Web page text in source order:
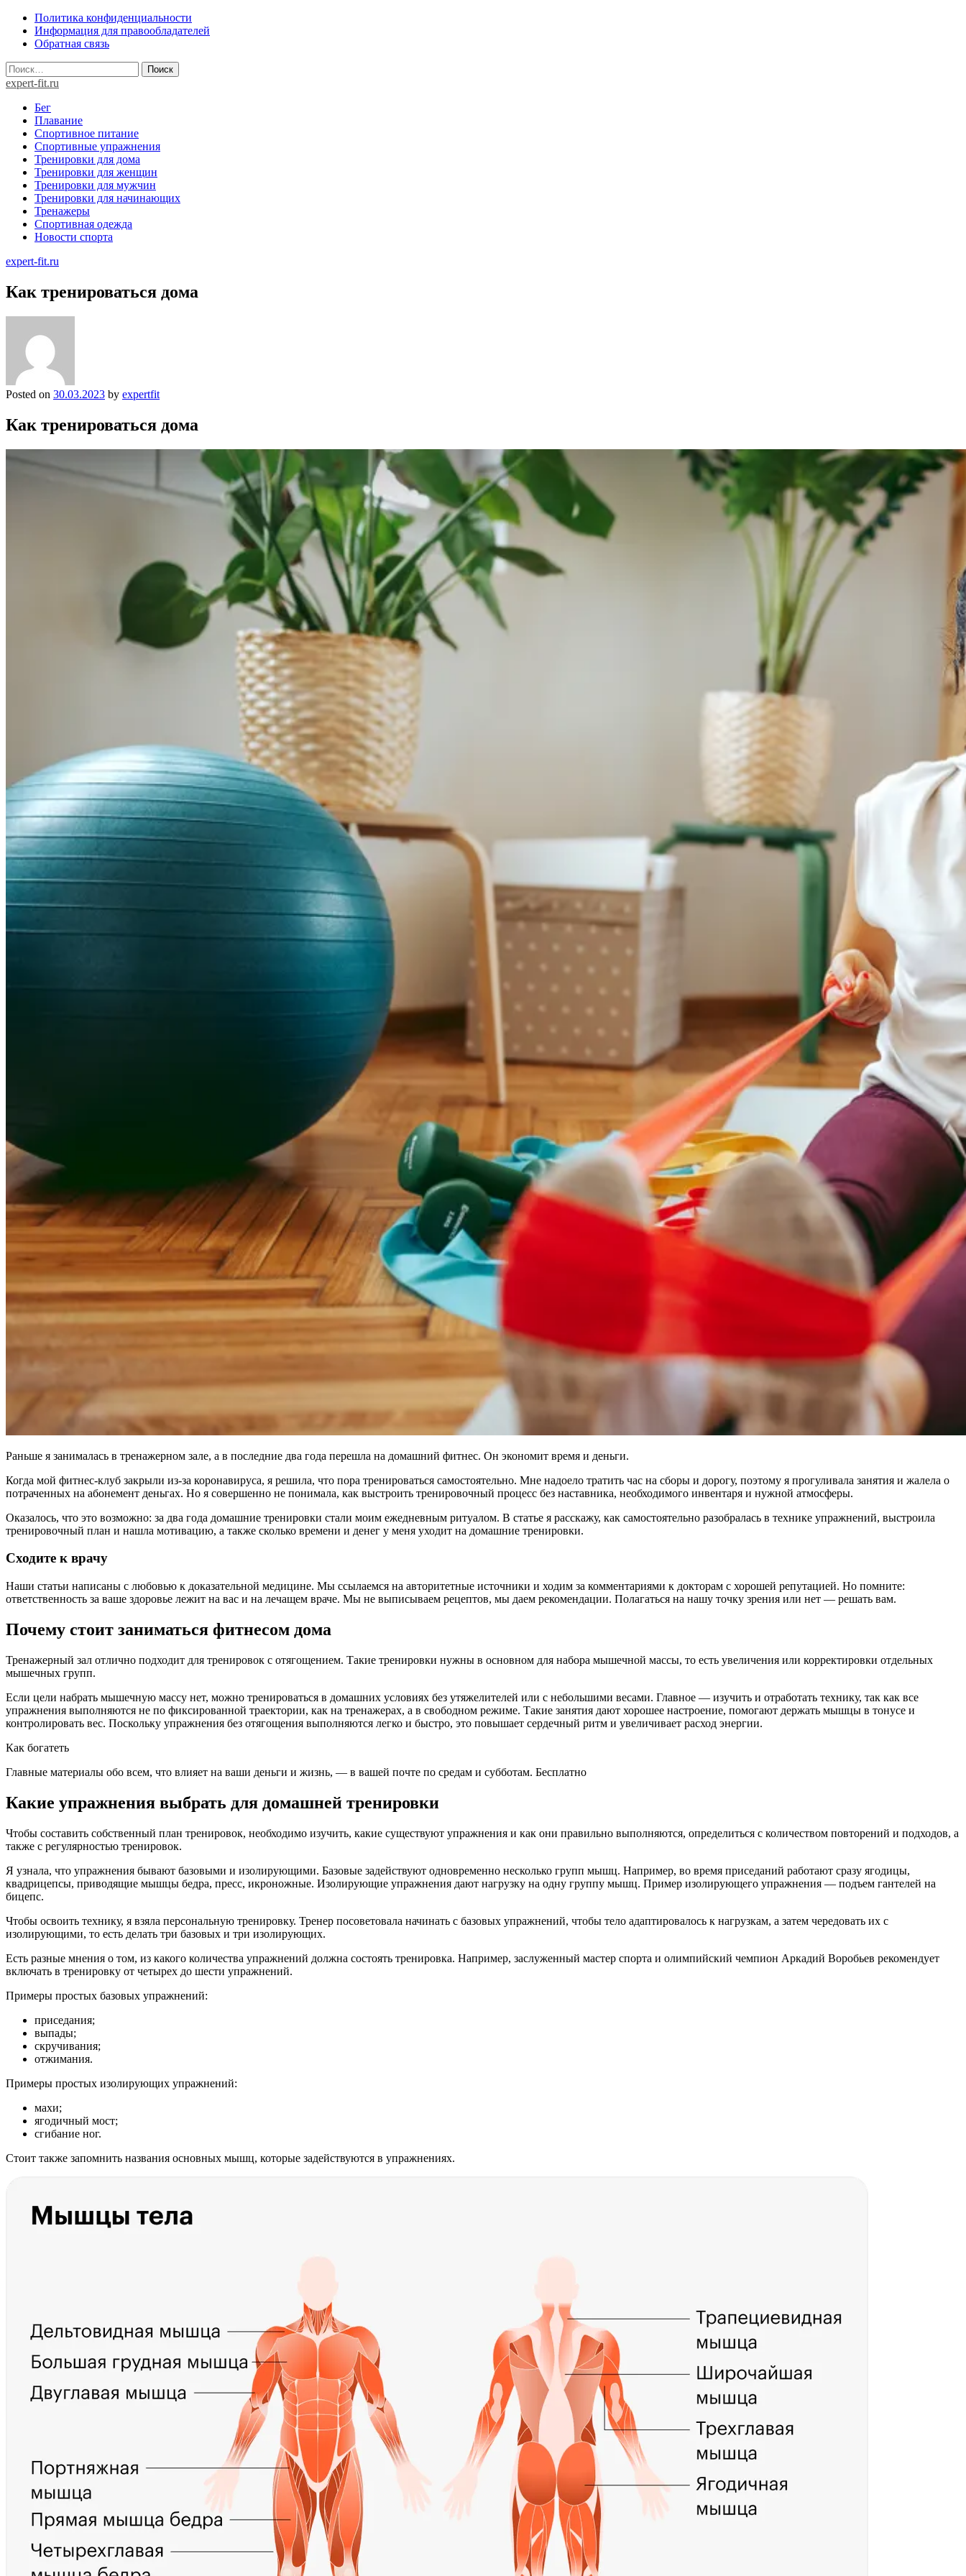
Skip
content
Политика конфиденциальности
Информация для правообладателей
Обратная связь
Найти:
expert-fit.ru
Бег
Плавание
Спортивное питание
Спортивные упражнения
Тренировки для дома
Тренировки для женщин
Тренировки для мужчин
Тренировки для начинающих
Тренажеры
Спортивная одежда
Новости спорта
expert-fit.ru
Как тренироваться дома
Posted on 30.03.2023 by expertfit
Как тренироваться дома
Раньше я занималась в тренажерном зале, а в последние два года перешла на домашний фитнес. Он экономит время и деньги.
Когда мой фитнес-клуб закрыли из-за коронавируса, я решила, что пора тренироваться самостоятельно. Мне надоело тратить час на сборы и дорогу, поэтому я прогуливала занятия и жалела о
потраченных на абонемент деньгах. Но я совершенно не понимала, как выстроить тренировочный процесс без наставника, необходимого инвентаря и нужной атмосферы.
Оказалось, что это возможно: за два года домашние тренировки стали моим ежедневным ритуалом. В статье я расскажу, как самостоятельно разобралась в технике упражнений, выстроила
тренировочный план и нашла мотивацию, а также сколько времени и денег у меня уходит на домашние тренировки.
Сходите к врачу
Наши статьи написаны с любовью к доказательной медицине. Мы ссылаемся на авторитетные источники и ходим за комментариями к докторам с хорошей репутацией. Но помните:
ответственность за ваше здоровье лежит на вас и на лечащем враче. Мы не выписываем рецептов, мы даем рекомендации. Полагаться на нашу точку зрения или нет — решать вам.
Почему стоит заниматься фитнесом дома
Тренажерный зал отлично подходит для тренировок с отягощением. Такие тренировки нужны в основном для набора мышечной массы, то есть увеличения или корректировки отдельных
мышечных групп.
Если цели набрать мышечную массу нет, можно тренироваться в домашних условиях без утяжелителей или с небольшими весами. Главное — изучить и отработать технику, так как все
упражнения выполняются не по фиксированной траектории, как на тренажерах, а в свободном режиме. Такие занятия дают хорошее настроение, помогают держать мышцы в тонусе и
контролировать вес. Поскольку упражнения без отягощения выполняются легко и быстро, это повышает сердечный ритм и увеличивает расход энергии.
Как богатеть
Главные материалы обо всем, что влияет на ваши деньги и жизнь, — в вашей почте по средам и субботам. Бесплатно
Какие упражнения выбрать для домашней тренировки
Чтобы составить собственный план тренировок, необходимо изучить, какие существуют упражнения и как они правильно выполняются, определиться с количеством повторений и подходов, а
также с регулярностью тренировок.
Я узнала, что упражнения бывают базовыми и изолирующими. Базовые задействуют одновременно несколько групп мышц. Например, во время приседаний работают сразу ягодицы,
квадрицепсы, приводящие мышцы бедра, пресс, икроножные. Изолирующие упражнения дают нагрузку на одну группу мышц. Пример изолирующего упражнения — подъем гантелей на
бицепс.
Чтобы освоить технику, я взяла персональную тренировку. Тренер посоветовала начинать с базовых упражнений, чтобы тело адаптировалось к нагрузкам, а затем чередовать их с
изолирующими, то есть делать три базовых и три изолирующих.
Есть разные мнения о том, из какого количества упражнений должна состоять тренировка. Например, заслуженный мастер спорта и олимпийский чемпион Аркадий Воробьев рекомендует
включать в тренировку от четырех до шести упражнений.
Примеры простых базовых упражнений:
приседания;
выпады;
скручивания;
отжимания.
Примеры простых изолирующих упражнений:
махи;
ягодичный мост;
сгибание ног.
Стоит также запомнить названия основных мышц, которые задействуются в упражнениях.